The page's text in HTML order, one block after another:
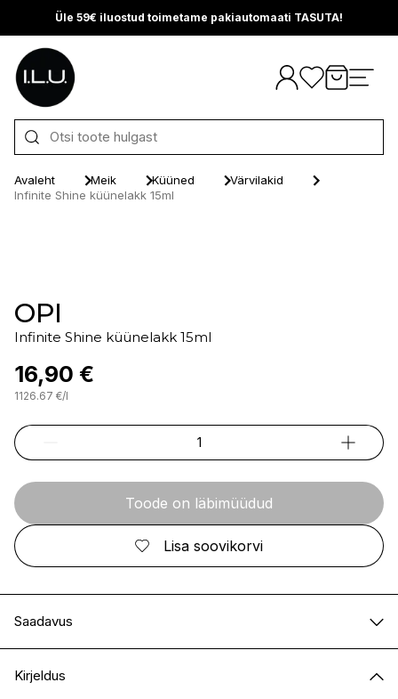
Üle 59€ iluostud toimetame pakiautomaati TASUTA!
Otse sisu juurde
Avaleht Meik Küüned
Värvilakid
Infinite Shine küünelakk 15ml
OPI
Infinite Shine küünelakk 15ml
16,90 €
1126.67 €/l
Toode on läbimüüdud
Lisa soovikorvi
Saadavus
I.L.U. Kristiine
Kirjeldus